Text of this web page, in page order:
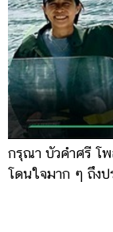
กรุณา บัวคำศรี โ
โดนใจมาก ๆ ถึงป